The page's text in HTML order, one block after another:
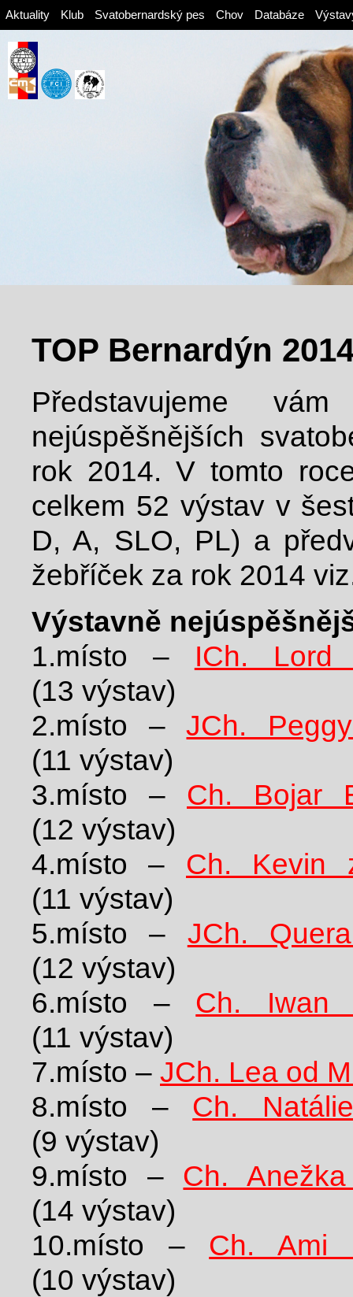
Aktuality Klub Svatobernardský pes Chov Databáze
TOP Bernardýn
Představujeme
nejúspěšnějších
rok 2014. V tomto
celkem 52 výstav v
D, A, SLO, PL) a
žebříček za rok 2014
Výstavně
1.místo – ICh. Lord
(13 výstav)
2.místo –JCh.
(11 výstav)
3.místo – Ch. Bojar
(12 výstav)
4.místo – Ch. Kevin
(11 výstav)
5.místo – JCh.
(12 výstav)
6.místo – Ch. Iwan
(11 výstav)
7.místo – JCh. Lea od
8.místo – Ch.
(9 výstav)
9.místo – Ch.
(14 výstav)
10.místo – Ch. Ami
(10 výstav)